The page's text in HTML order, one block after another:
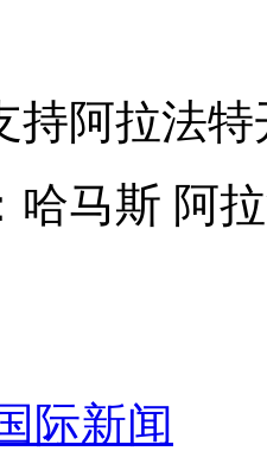
吁捍卫疆土
致8人死亡
题客机
阿拉法特
马斯 阿拉
际新闻